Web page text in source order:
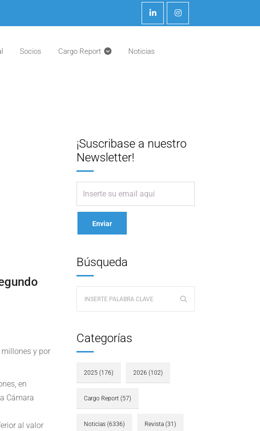
Socios Cargo Report Noticias
millones y por
en
Cámara
al valor
¡Suscribase a nuestro
Newsletter!
Búsqueda
Categorías
2025 (176) 2026 (102)
Cargo Report (57)
Noticias (6336) Revista (31)